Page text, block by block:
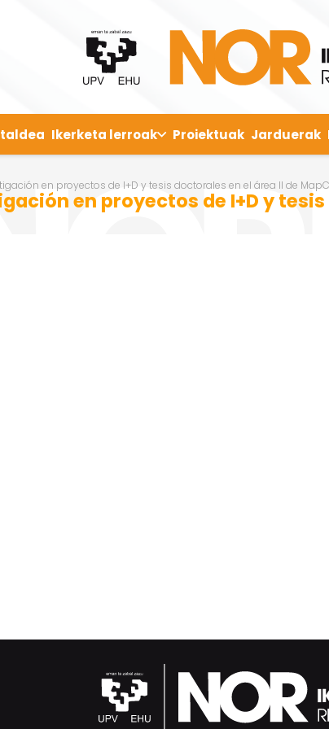
Ikerketa lerroak Proiektuak Jarduerak
en proyectos de I+D y tesis doctorales en el área II de
en proyectos de I+D y